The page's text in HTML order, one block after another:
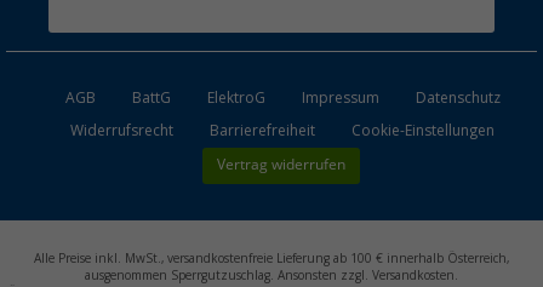
AGB BattG ElektroG Impressum
Datenschutz
Widerrufsrecht
Barrierefreiheit Cookie-Einstellungen
Vertrag widerrufen
Alle Preise inkl. MwSt., versandkostenfreie Lieferung ab 100 € innerhalb Österreich,
ausgenommen Sperrgutzuschlag. Ansonsten zzgl. Versandkosten.